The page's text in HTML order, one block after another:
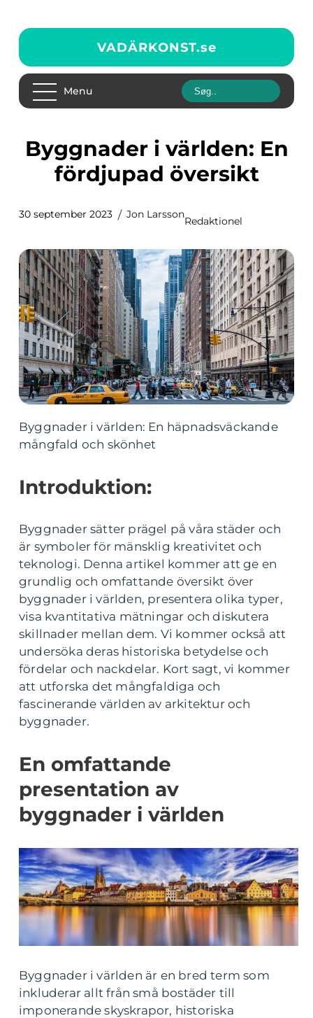
VADÄRKONST.se
Menu
Byggnader i världen: En
fördjupad översikt
30 september 2023 Jon Larsson
Redaktionel
Byggnader i världen: En häpnadsväckande
mångfald och skönhet
Introduktion:
Byggnader sätter prägel på våra städer och
är symboler för mänsklig kreativitet och
teknologi. Denna artikel kommer att ge en
grundlig och omfattande översikt över
byggnader i världen, presentera olika typer,
visa kvantitativa mätningar och diskutera
skillnader mellan dem. Vi kommer också att
undersöka deras historiska betydelse och
fördelar och nackdelar. Kort sagt, vi kommer
att utforska det mångfaldiga och
fascinerande världen av arkitektur och
byggnader.
En omfattande
presentation av
byggnader i världen
Byggnader i världen är en bred term som
inkluderar allt från små bostäder till
imponerande skyskrapor, historiska